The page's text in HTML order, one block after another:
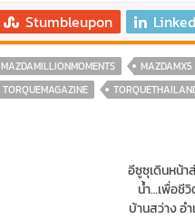
Stumbleupon
MAZDAMILLIONMOMENTS MAZDAMX5
TORQUEMAGAZINE
อีซูซุเดินหน้า
น้ำ…เพื่อชีวิ
บ้านสว่าง อ